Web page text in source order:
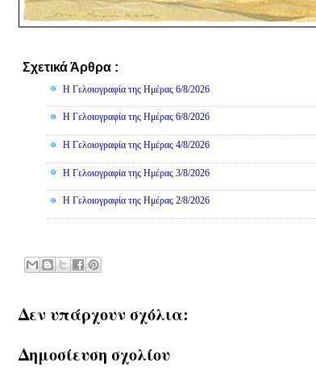
Σχετικά Άρθρα :
Η Γελοιογραφία της Ημέρας 6/8/2026
Η Γελοιογραφία της Ημέρας 6/8/2026
Η Γελοιογραφία της Ημέρας 4/8/2026
Η Γελοιογραφία της Ημέρας 3/8/2026
Η Γελοιογραφία της Ημέρας 2/8/2026
Δεν υπάρχουν σχόλια:
Δημοσίευση σχολίου